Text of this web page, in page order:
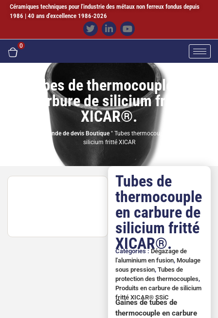
Céramiques techniques pour l'industrie des métaux non ferreux fondus depuis
1986 | 40 ans d'excellence 1986-2026
0
Tubes de thermocouple en
carbure de silicium fritté
XICAR®.
Demande de devis Boutique" Tubes thermocouple en carbure de
silicium fritté XICAR
Tubes de
thermocouple
en carbure de
silicium fritté
XICAR®.
Catégories :Dégazage de
l'aluminium en fusion, Moulage
sous pression, Tubes de
protection des thermocouples,
Produits en carbure de silicium
fritté XICAR® SSiC
Gaines de tubes de
thermocouple en carbure